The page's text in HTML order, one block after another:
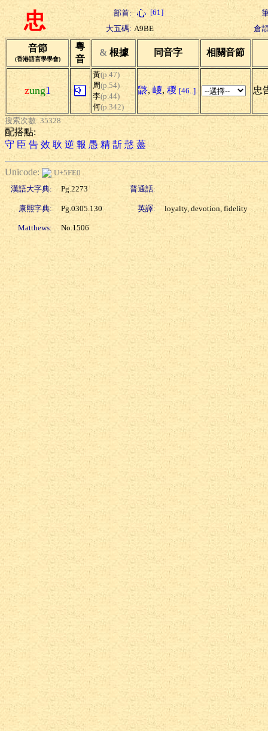
忠 部首: [61]
大五碼: A9BE 倉
音節
(香港語言學學會)
粵
音
& 根據 同音字 相關音節
zung1
黃(p.47)
周(p.54)
李(p.44)
何(p.342)
鼨, 嵕, 稯 [46..] 忠
搜索次數: 35328
配搭點:
守 臣 告 效 耿 逆 報 愚 精 斮 愨 藎
Unicode:
U+5FE0
漢語大字典:
Pg.2273 普通話:
康熙字典: Pg.0305.130 英譯: loyalty, devotion, fidelity
Matthews: No.1506